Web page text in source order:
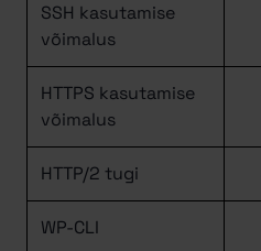
SSH kasutamise
võimalus
HTTPS kasutamise
võimalus
HTTP/2 tugi
WP-CLI